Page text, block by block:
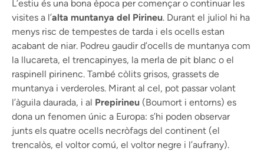
L’estiu és una bona època per començar o continuar les
visites a l’alta muntanya del Pirineu. Durant el juliol hi ha
menys risc de tempestes de tarda i els ocells estan
acabant de niar. Podreu gaudir d’ocells de muntanya com
la llucareta, el trencapinyes, la merla de pit blanc o el
raspinell pirinenc. També còlits grisos, grassets de
muntanya i verderoles. Mirant al cel, pot passar volant
l’àguila daurada, i al Prepirineu (Boumort i entorns) es
dona un fenomen únic a Europa: s’hi poden observar
junts els quatre ocells necròfags del continent (el
trencalòs, el voltor comú, el voltor negre i l’aufrany).